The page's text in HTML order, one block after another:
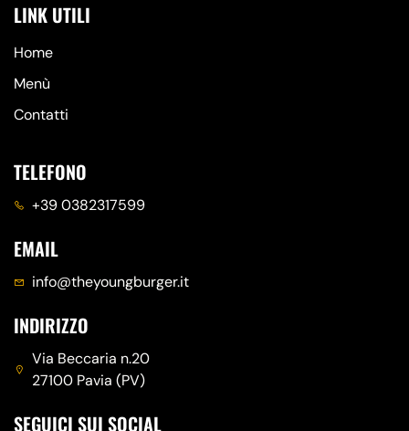
LINK UTILI
Home
Menù
Contatti
TELEFONO
+39 0382317599
EMAIL
info@theyoungburger.it
INDIRIZZO
Via Beccaria n.20
27100 Pavia (PV)
SEGUICI SUI SOCIAL